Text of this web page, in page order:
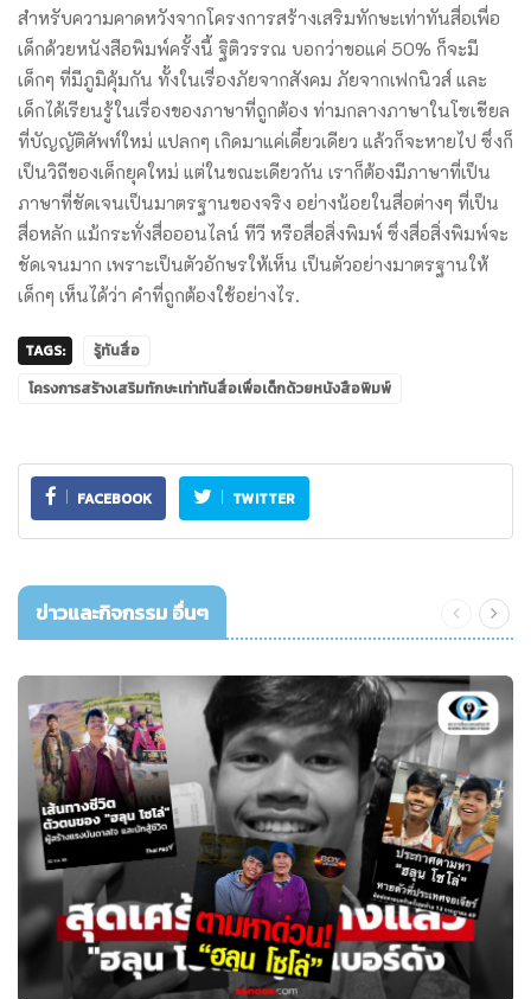
สำหรับความคาดหวังจากโครงการสร้างเสริมทักษะเท่าทันสื่อเพื่อ
เด็กด้วยหนังสือพิมพ์ครั้งนี้ ฐิติวรรณ บอกว่าขอแค่ 50% ก็จะมี
เด็กๆ ที่มีภูมิคุ้มกัน ทั้งในเรื่องภัยจากสังคม ภัยจากเฟกนิวส์ และ
เด็กได้เรียนรู้ในเรื่องของภาษาที่ถูกต้อง ท่ามกลางภาษาในโซเชียล
ที่บัญญัติศัพท์ใหม่ แปลกๆ เกิดมาแค่เดี๋ยวเดียว แล้วก็จะหายไป ซึ่งก็
เป็นวิถีของเด็กยุคใหม่ แต่ในขณะเดียวกัน เราก็ต้องมีภาษาที่เป็น
ภาษาที่ชัดเจนเป็นมาตรฐานของจริง อย่างน้อยในสื่อต่างๆ ที่เป็น
สื่อหลัก แม้กระทั่งสื่อออนไลน์ ทีวี หรือสื่อสิ่งพิมพ์ ซึ่งสื่อสิ่งพิมพ์จะ
ชัดเจนมาก เพราะเป็นตัวอักษรให้เห็น เป็นตัวอย่างมาตรฐานให้
เด็กๆ เห็นได้ว่า คำที่ถูกต้องใช้อย่างไร.
TAGS:
รู้ทันสื่อ
โครงการสร้างเสริมทักษะเท่าทันสื่อเพื่อเด็กด้วยหนังสือพิมพ์
FACEBOOK TWITTER
ข่าวและกิจกรรม อื่นๆ